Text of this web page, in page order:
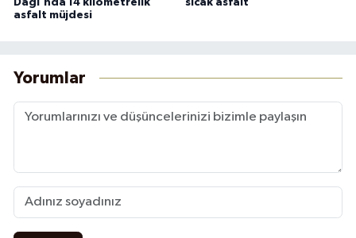
asfalt müjdesi
Yorumlar